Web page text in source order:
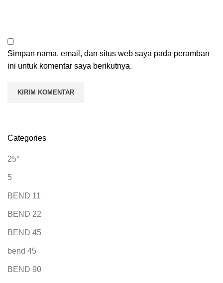
Simpan nama, email, dan situs web saya pada peramban
ini untuk komentar saya berikutnya.
Categories
25°
5
BEND 11
BEND 22
BEND 45
bend 45
BEND 90